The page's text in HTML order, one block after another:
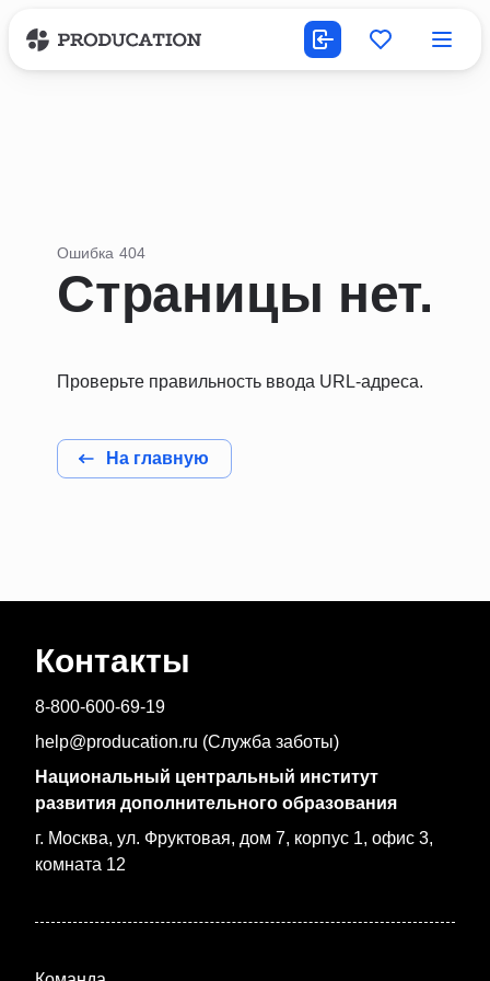
Ошибка 404
Страницы нет.
Проверьте правильность ввода URL-адреса.
На главную
Контакты
8-800-600-69-19
help@producation.ru (Служба заботы)
Национальный центральный институт
развития дополнительного образования
г. Москва, ул. Фруктовая, дом 7, корпус 1, офис 3,
комната 12